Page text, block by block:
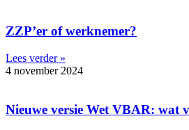
ZZP’er of werknemer?
Lees verder »
4 november 2024
Nieuwe versie Wet VBAR: wat